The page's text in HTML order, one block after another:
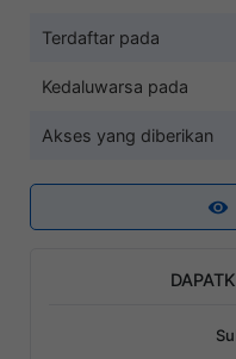
Terdaftar pada
Kedaluwarsa pada
Akses yang diberikan